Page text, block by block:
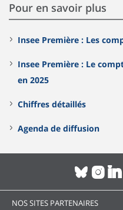
Pour en savoir plus
Insee Première : Les
Insee Première : Le
en 2025
Chiffres détaillés
Agenda de diffusion
NOS SITES PARTENAIRES